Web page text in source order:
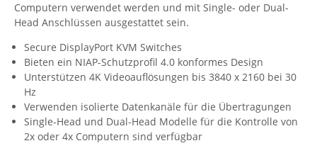
HW group
IEC Lock
Ihse
Kerlink
Kramer Electronics
Computern verwendet werden und mit Single- oder Dual-
Head Anschlüssen ausgestattet sein.
Secure DisplayPort KVM Switches
Bieten ein NIAP-Schutzprofil 4.0 konformes Design
Unterstützen 4K Videoauflösungen bis 3840 x 2160 bei 30
Hz
Verwenden isolierte Datenkanäle für die Übertragungen
Single-Head und Dual-Head Modelle für die Kontrolle von
2x oder 4x Computern sind verfügbar